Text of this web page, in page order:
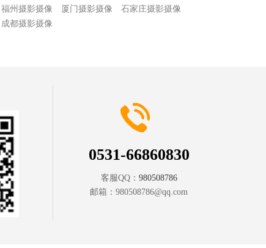
福州摄影摄像 厦门摄影摄像
石家庄摄影摄像
成都摄影摄像
0531-66860830
客服QQ： 980508786
邮箱： 980508786@qq.com